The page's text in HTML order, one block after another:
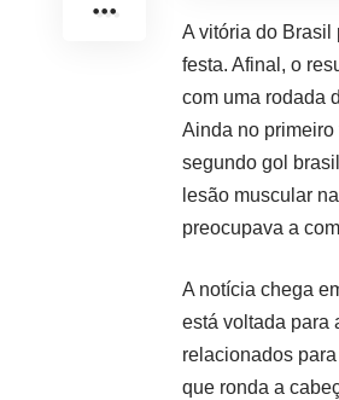
A vitória do Brasil
festa. Afinal, o
com uma rodada
Ainda no
segundo gol
lesão muscular
preocupava a
A notícia chega
está voltada para
relacionados
que ronda a